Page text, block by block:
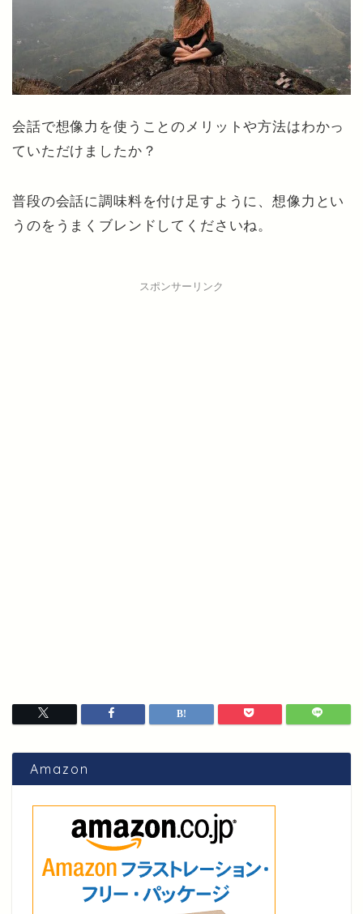
会話で想像力を使うことのメリットや方法はわかっ
ていただけましたか？
普段の会話に調味料を付け足すように、想像力とい
うのをうまくブレンドしてくださいね。
スポンサーリンク
Amazon